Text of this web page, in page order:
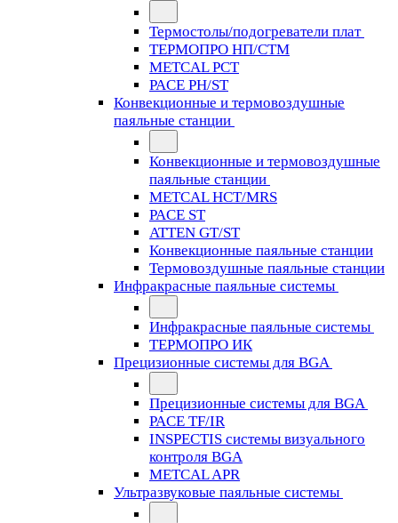
Термостолы/подогреватели плат
ТЕРМОПРО НП/СТМ
METCAL PCT
PACE PH/ST
Конвекционные и термовоздушные
паяльные станции
Конвекционные и термовоздушные
паяльные станции
METCAL HCT/MRS
PACE ST
ATTEN GT/ST
Конвекционные паяльные станции
Термовоздушные паяльные станции
Инфракрасные паяльные системы
Инфракрасные паяльные системы
ТЕРМОПРО ИК
Прецизионные системы для BGA
Прецизионные системы для BGA
PACE TF/IR
INSPECTIS системы визуального
контроля BGA
METCAL APR
Ультразвуковые паяльные системы